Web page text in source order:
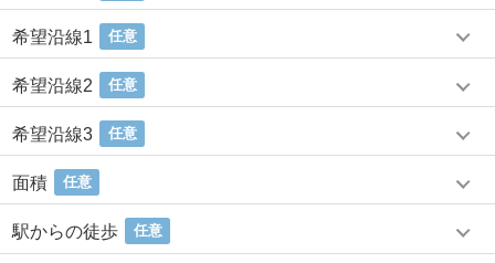
希望沿線1 任意
希望沿線2 任意
希望沿線3 任意
面積 任意
駅からの徒歩 任意